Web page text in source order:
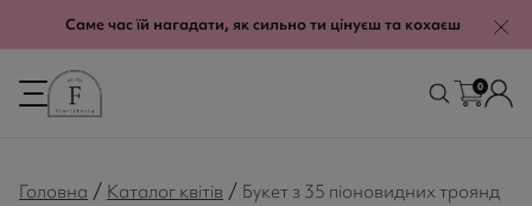
Саме час їй нагадати, як сильно ти цінуєш та кохаєш
0
Головна / Каталог квітів / Букет з 35 піоновидних троянд